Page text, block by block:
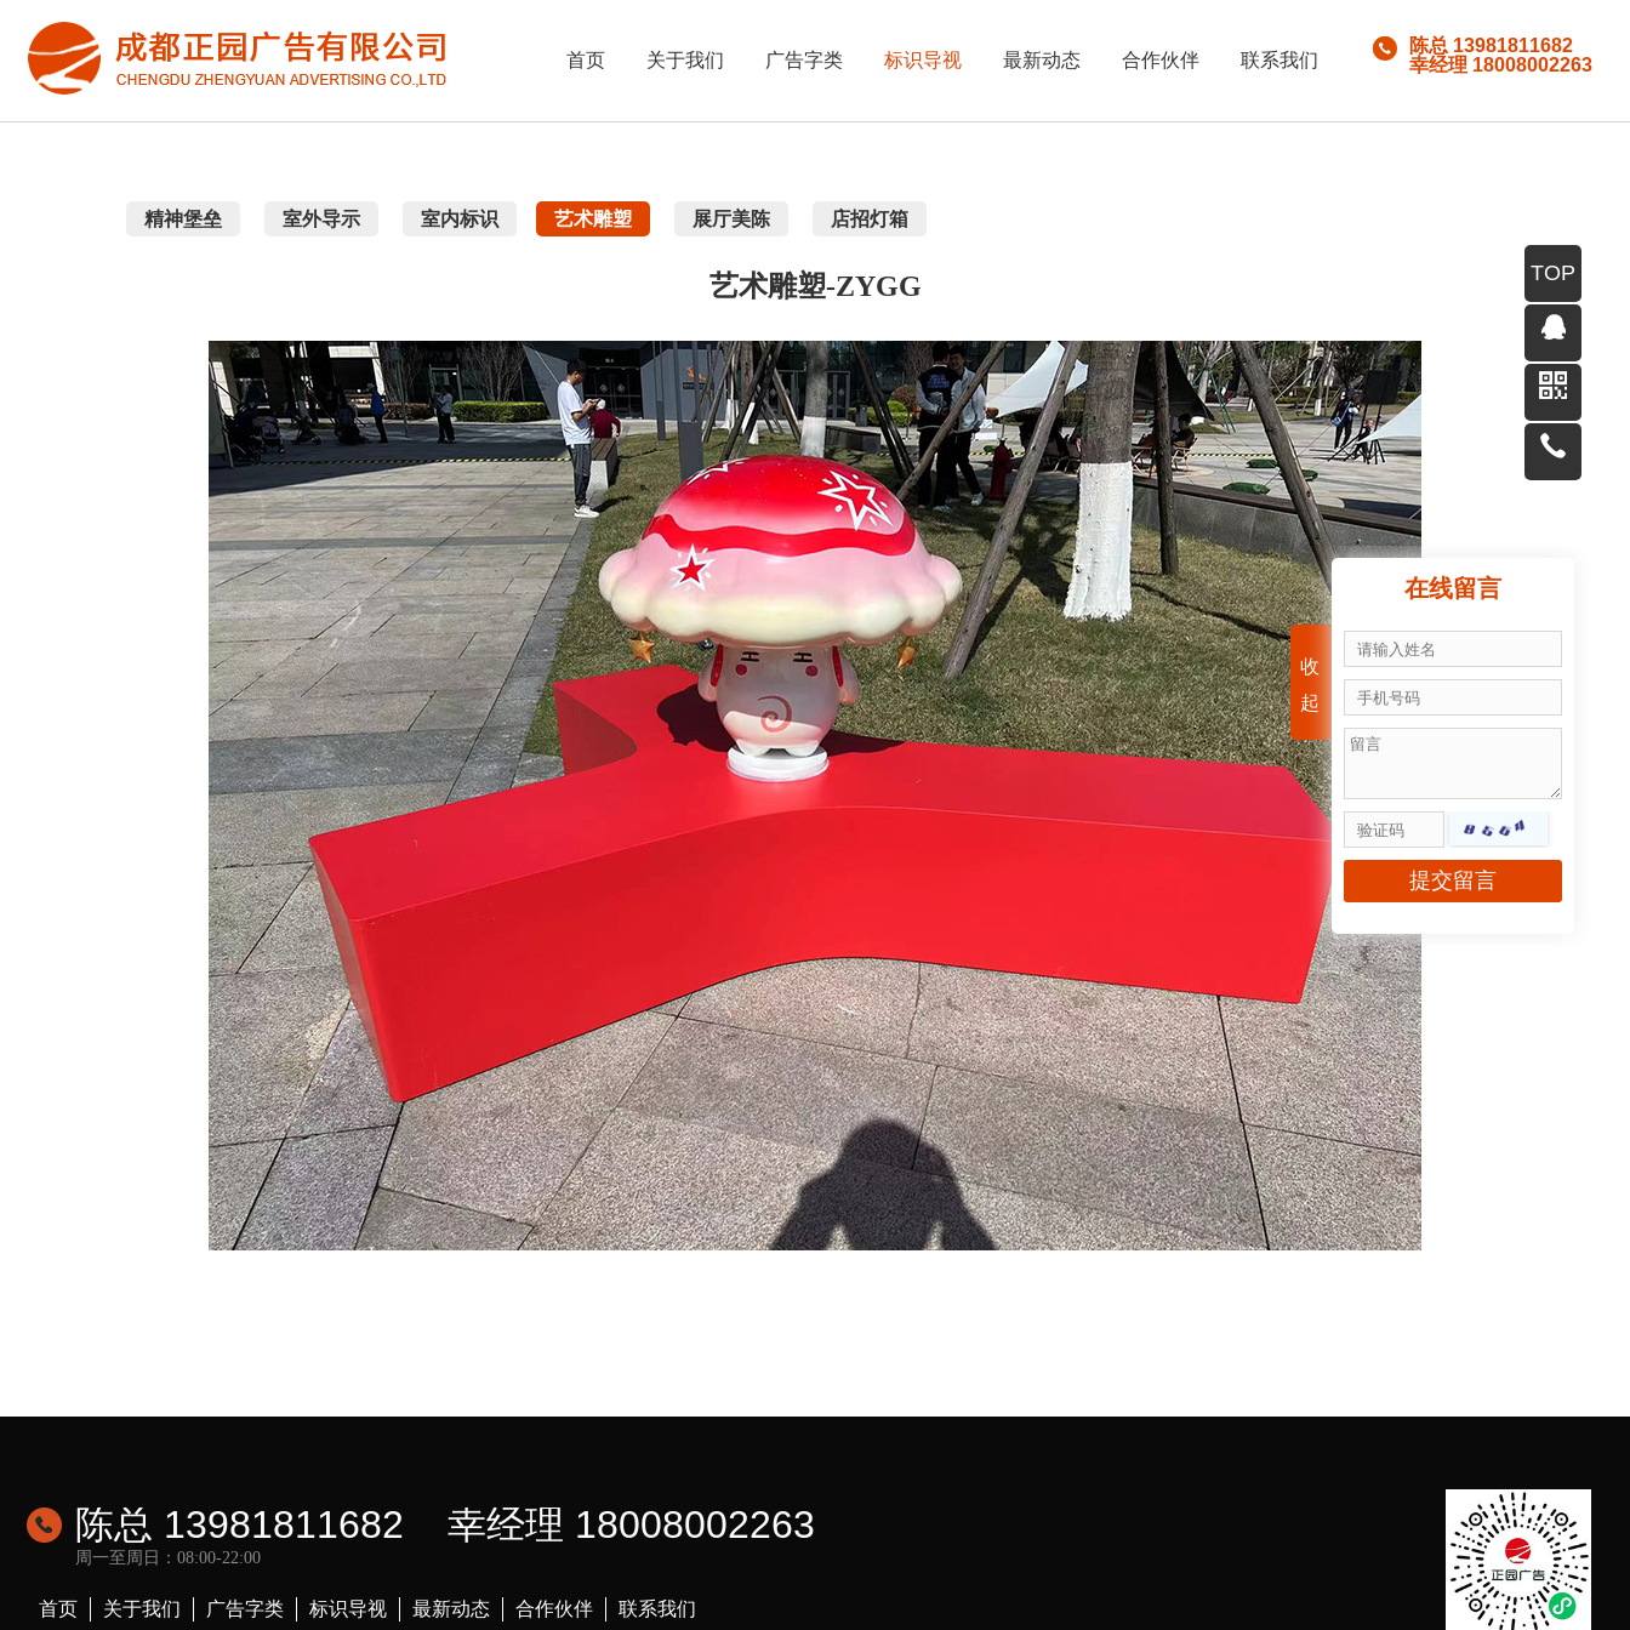
陈总 13981811682
幸经理 18008002263
首页 关于我们 广告字类 标识导视 最新动态 合作伙伴 联系我们
TOP
收
起
在线留言
精神堡垒 室外导示 室内标识 艺术雕塑 展厅美陈 店招灯箱
艺术雕塑-ZYGG
陈总 13981811682 幸经理 18008002263
周一至周日：08:00-22:00
首页 关于我们 广告字类 标识导视 最新动态 合作伙伴 联系我们